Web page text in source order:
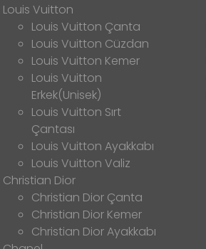
Louis Vuitton
Louis Vuitton Çanta
Louis Vuitton Cüzdan
Louis Vuitton Kemer
Louis Vuitton
Erkek(Unisek)
Louis Vuitton Sırt
Çantası
Louis Vuitton Ayakkabı
Louis Vuitton Valiz
Christian Dior
Christian Dior Çanta
Christian Dior Kemer
Christian Dior Ayakkabı